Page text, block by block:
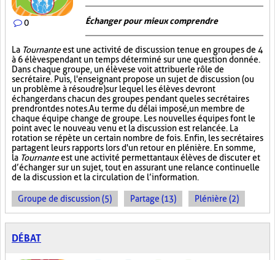
0 Échanger pour mieux comprendre
La Tournanteest une activité de discussion tenue en groupes de 4
à 6 élèves pendant un temps déterminé sur une question donnée.
Dans chaque groupe, un élève se voit attribuer le rôle de
secrétaire. Puis, l'enseignant propose un sujet de discussion (ou
un problème à résoudre) sur lequel les élèves devront
échanger dans chacun des groupes pendant que les secrétaires
prendront des notes. Au terme du délai imposé, un membre de
chaque équipe change de groupe. Les nouvelles équipes font le
point avec le nouveau venu et la discussion est relancée. La
rotation se répète un certain nombre de fois. Enfin, les secrétaires
partagent leurs rapports lors d'un retour en plénière. En somme,
la Tournanteest une activité permettant aux élèves de discuter et
d’échanger sur un sujet, tout en assurant une relance continuelle
de la discussion et la circulation de l’information.
Groupe de discussion (5) Partage (13) Plénière (2)
DÉBAT